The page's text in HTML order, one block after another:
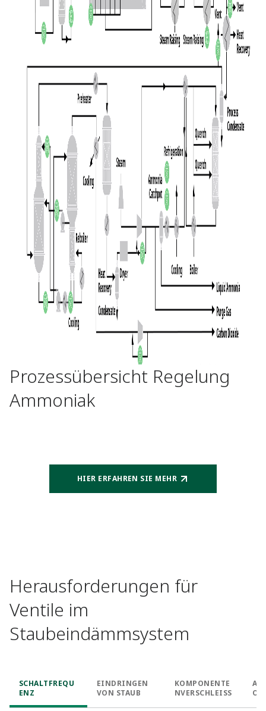
Prozessübersicht Regelung
Ammoniak
HIER ERFAHREN SIE MEHR
Herausforderungen für
Ventile im
Staubeindämmsystem
SCHALTFREQU
ENZ
EINDRINGEN
VON STAUB
KOMPONENTE
NVERSCHLEISS
O